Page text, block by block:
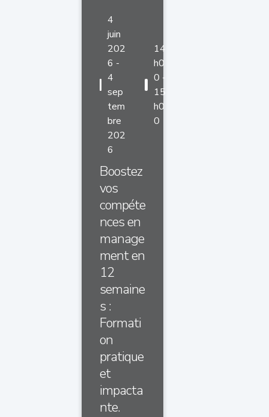
4
juin
202
6 -
4
sep
tem
bre
202
6
14
h0
0 -
15
h0
0
Boostez
vos
compéte
nces en
manage
ment en
12
semaine
s :
Formati
on
pratique
et
impacta
nte.